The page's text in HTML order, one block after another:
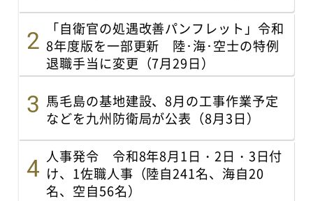
「自衛官の処遇改善パンフレット」令和
8年度版を一部更新 陸･海･空士の特例
退職手当に変更（7月29日）
馬毛島の基地建設、8月の工事作業予定
などを九州防衛局が公表（8月3日）
人事発令 令和8年8月1日・2日・3日付
け、1佐職人事（陸自241名、海自20
名、空自56名）